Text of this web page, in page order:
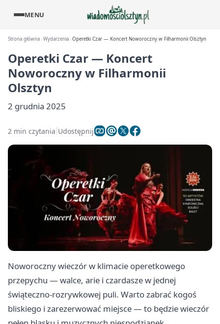
MENU
Strona główna Wydarzenia Operetki Czar — Koncert Noworoczny w Filharmonii Olsztyn
Operetki Czar — Koncert
Noworoczny w Filharmonii
Olsztyn
2 grudnia 2025
2 min czytania Udostępnij
Noworoczny wieczór w klimacie operetkowego
przepychu — walce, arie i czardasze w jednej
świąteczno-rozrywkowej puli. Warto zabrać kogoś
bliskiego i zarezerwować miejsce — to będzie wieczór